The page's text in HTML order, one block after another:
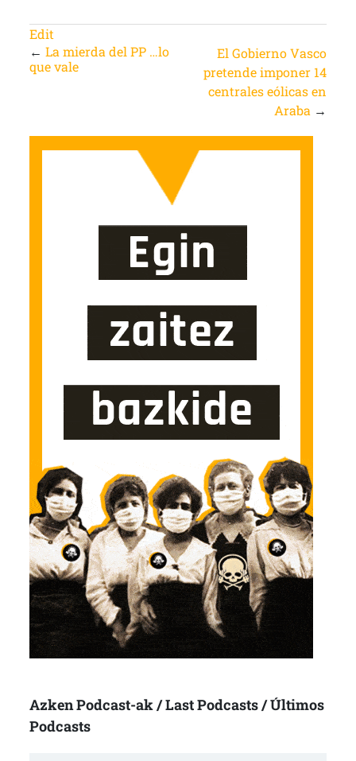
Edit
← La mierda del PP …lo
que vale
El Gobierno Vasco
pretende imponer 14
centrales eólicas en
Araba →
Azken Podcast-ak / Last Podcasts / Últimos
Podcasts